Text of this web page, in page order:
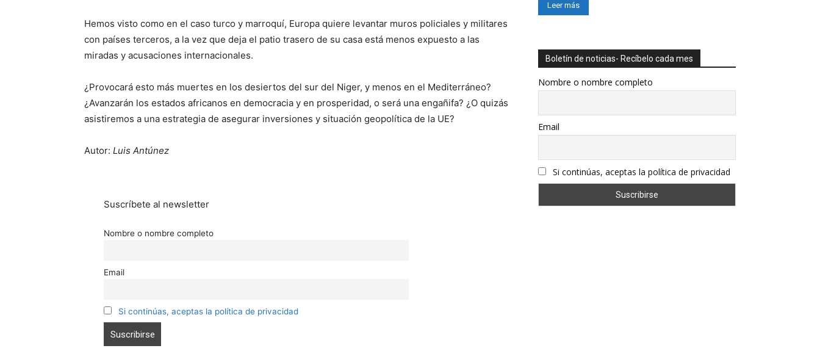
Hemos visto como en el caso turco y marroquí, Europa quiere levantar muros policiales y militares
con países terceros, a la vez que deja el patio trasero de su casa está menos expuesto a las
miradas y acusaciones internacionales.
¿Provocará esto más muertes en los desiertos del sur del Niger, y menos en el Mediterráneo?
¿Avanzarán los estados africanos en democracia y en prosperidad, o será una engañifa? ¿O quizás
asistiremos a una estrategia de asegurar inversiones y situación geopolítica de la UE?
Autor: Luis Antúnez
Suscríbete al newsletter
Nombre o nombre completo
Email
Si continúas, aceptas la política de privacidad
Leer más
Boletín de noticias- Recíbelo cada mes
Nombre o nombre completo
Email
Si continúas, aceptas la política de privacidad